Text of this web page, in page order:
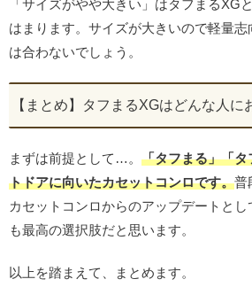
「サイズがやや大きい」はタフまるXG
はまります。サイズが大きいので軽量
は合わないでしょう。
【まとめ】タフまるXGはどんな人に
まずは前提として…。 「タフまる」「
トドアに向いたカセットコンロです。普
カセットコンロからのアップデートと
も最高の選択肢だと思います。
以上を踏まえて、まとめます。